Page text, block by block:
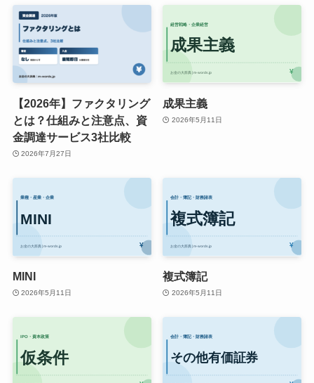
【2026年】ファクタリング
とは？仕組みと注意点、資
金調達サービス3社比較
2026年7月27日
成果主義
2026年5月11日
MINI
2026年5月11日
複式簿記
2026年5月11日